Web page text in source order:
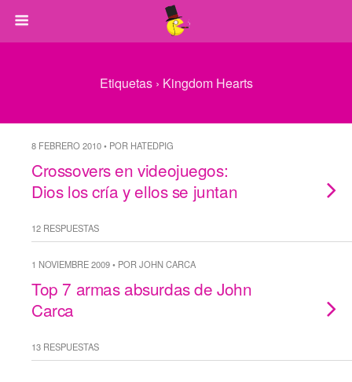
Etiquetas › Kingdom Hearts
8 FEBRERO 2010 • POR HATEDPIG
Crossovers en videojuegos:
Dios los cría y ellos se juntan
12 RESPUESTAS
1 NOVIEMBRE 2009 • POR JOHN CARCA
Top 7 armas absurdas de John
Carca
13 RESPUESTAS